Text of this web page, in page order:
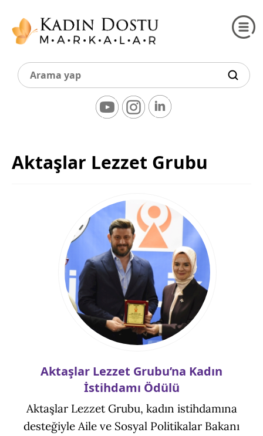
Aktaşlar Lezzet Grubu
Aktaşlar Lezzet Grubu’na Kadın
İstihdamı Ödülü
Aktaşlar Lezzet Grubu, kadın istihdamına
desteğiyle Aile ve Sosyal Politikalar Bakanı